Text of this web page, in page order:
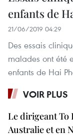
enfants de
21/06/2019 04:29
Des essais
malades ont été
enfants de Hai
VOIR PLUS
Le dirigeant To
Australie et en